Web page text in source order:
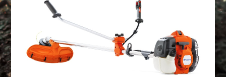
H
FŰKASZÁK